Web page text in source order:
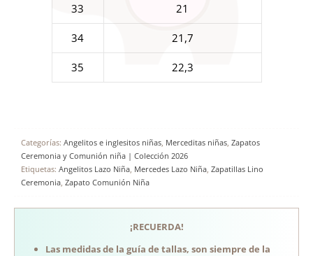
33 21
34 21,7
35 22,3
Categorías: Angelitos e inglesitos niñas Merceditas niñas Zapatos
Ceremonia y Comunión niña | Colección 2026
Etiquetas: Angelitos Lazo Niña Mercedes Lazo Niña Zapatillas Lino
Ceremonia Zapato Comunión Niña
¡RECUERDA!
Las medidas de la guía de tallas, son siempre de la